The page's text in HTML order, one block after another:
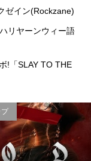
ゼイン(Rockzane)
リヤーンウィー語
!「SLAY TO THE
プ